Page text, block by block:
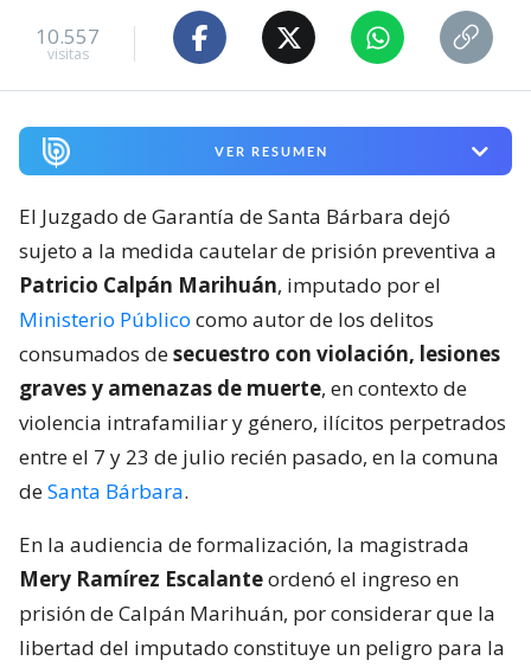
10.557
visitas
VER RESUMEN
El Juzgado de Garantía de Santa Bárbara dejó
sujeto a la medida cautelar de prisión preventiva a
Patricio Calpán Marihuán, imputado por el
Ministerio Público como autor de los delitos
consumados desecuestro con violación, lesiones
graves y amenazas de muerte, en contexto de
violencia intrafamiliar y género, ilícitos perpetrados
entre el 7 y 23 de julio recién pasado, en la comuna
deSanta Bárbara.
En la audiencia de formalización, la magistrada
Mery Ramírez Escalanteordenó el ingreso en
prisión de Calpán Marihuán, por considerar que la
libertad del imputado constituye un peligro para la